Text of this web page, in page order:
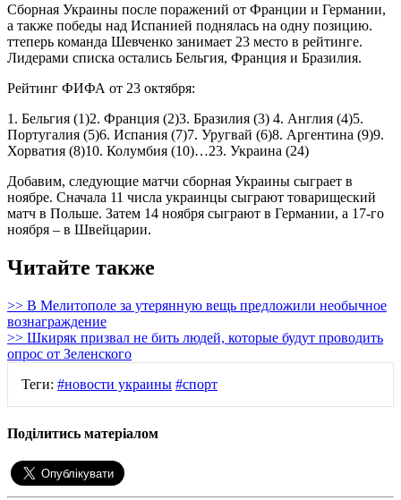
Сборная Украины после поражений от Франции и Германии,
а также победы над Испанией поднялась на одну позицию.
ттеперь команда Шевченко занимает 23 место в рейтинге.
Лидерами списка остались Бельгия, Франция и Бразилия.
Рейтинг ФИФА от 23 октября:
1. Бельгия (1)2. Франция (2)3. Бразилия (3) 4. Англия (4)5.
Португалия (5)6. Испания (7)7. Уругвай (6)8. Аргентина (9)9.
Хорватия (8)10. Колумбия (10)…23. Украина (24)
Добавим, следующие матчи сборная Украины сыграет в
ноябре. Сначала 11 числа украинцы сыграют товарищеский
матч в Польше. Затем 14 ноября сыграют в Германии, а 17-го
ноября – в Швейцарии.
Читайте также
>> В Мелитополе за утерянную вещь предложили необычное
вознаграждение
>> Шкиряк призвал не бить людей, которые будут проводить
опрос от Зеленского
Теги: #новости украины #спорт
Поділитись матеріалом